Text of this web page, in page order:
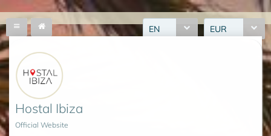
EN EUR
Hostal Ibiza
Official Website